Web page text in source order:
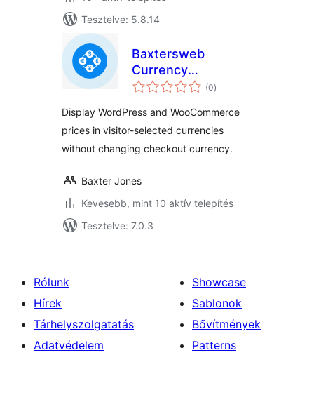
Tesztelve: 5.8.14
Baxtersweb
Currency
Converter – Multi-
Display
(0értékelés
összesen
)
Display WordPress and WooCommerce
prices in visitor-selected currencies
without changing checkout currency.
Baxter Jones
Kevesebb, mint 10 aktív telepítés
Tesztelve: 7.0.3
Rólunk
Hírek
Tárhelyszolgatatás
Adatvédelem
Showcase
Sablonok
Bővítmények
Patterns